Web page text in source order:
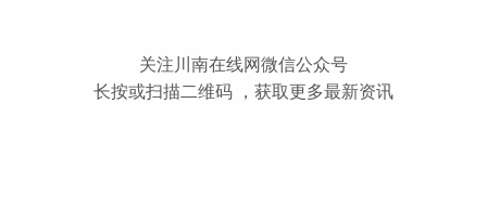
关注川南在线网微信公众号
长按或扫描二维码 ，获取更多最新资讯